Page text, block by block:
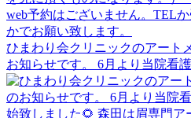
ひまわり会クリニックのアート
お知らせです。 6月より当院看